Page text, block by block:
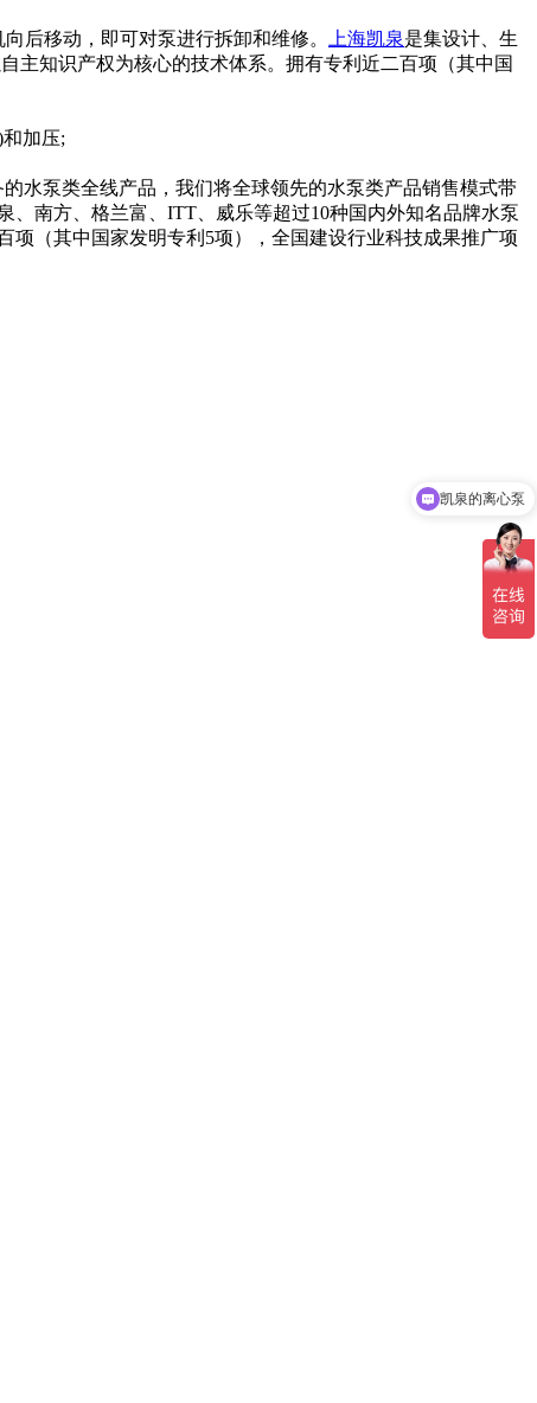
后移动，即可对泵进行拆卸和维修。
上海凯泉是集设计、生
主知识产权为核心的技术体系。拥有专利近二百项（其中国
加压;
水泵类全线产品，我们将全球领先的水泵类产品销售模式带
南方、格兰富、ITT、威乐等超过10种国内外知名品牌水泵
项（其中国家发明专利5项），全国建设行业科技成果推广项
凯泉的离心泵